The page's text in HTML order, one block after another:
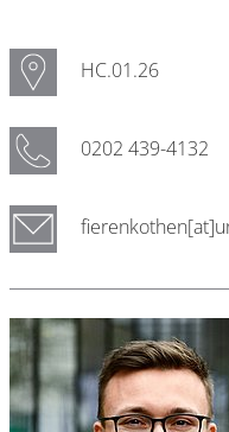
HC.01.26
0202 439-4132